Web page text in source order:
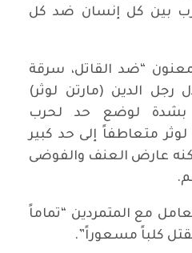
بين كل إنسان ضد كل
الـ 1525، المعنون “ضد القاتل، سرقة
رجل الدين (مارتن لوثر)
بشدة لوضع حد لحرب
لوثر متعاطفاً إلى حد كبير
عارض العنف والفوضى
مع المتمردين “تماماً
كلباً مسعوراً”.